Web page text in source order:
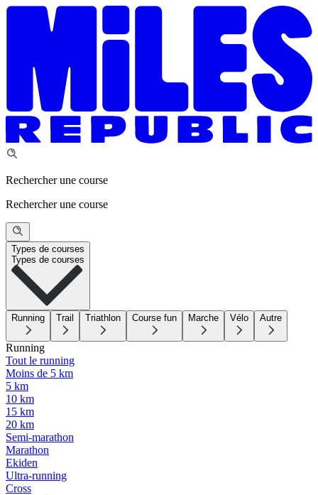
Rechercher une course
Rechercher une course
Types de courses
Types de courses
Running Trail Triathlon Course fun Marche Vélo Autre
Running
Tout le running
Moins de 5 km
5 km
10 km
15 km
20 km
Semi-marathon
Marathon
Ekiden
Ultra-running
Cross